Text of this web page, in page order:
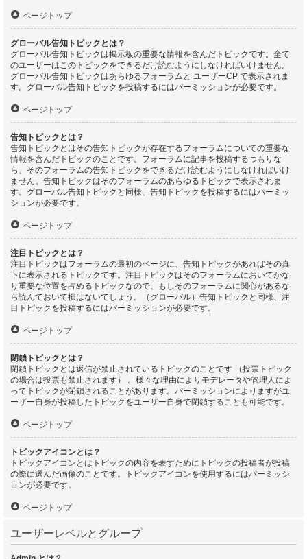
ページトップ
グローバル告知トピックとは？
グローバル告知トピックは掲示板の重要な情報を含んだトピックです。全て
のユーザーはこのトピックをできるだけ読むようにしなければいけません。
グローバル告知トピックはあらゆるフォーラムと ユーザーCP で表示されま
す。グローバル告知トピックを投稿するにはパーミッションが必要です。
ページトップ
告知トピックとは？
告知トピックとはその告知トピックが存在するフォーラムについての重要な
情報を含んだトピックのことです。フォーラムに記事を投稿するつもりな
ら、そのフォーラムの告知トピックをできるだけ読むようにしなければいけ
ません。告知トピックはそのフォーラムのあらゆるトピックで表示されま
す。グローバル告知トピックと同様、告知トピックを投稿するにはパーミッ
ションが必要です。
ページトップ
注目トピックとは？
注目トピックはフォーラムの最初のページに、告知トピックがあればその真
下に表示されるトピックです。注目トピックはそのフォーラムにおいてかな
り重要な位置を占めるトピックなので、もしそのフォーラムに関心があるな
ら読んでおいて損はないでしょう。（グローバル）告知トピックと同様、注
目トピックを投稿するにはパーミッションが必要です。
ページトップ
閉鎖トピックとは？
閉鎖トピックとは返信が禁止されているトピックのことです （投票トピック
の場合は投票も禁止されます） 。様々な理由によりモデレータや管理人によ
ってトピックが閉鎖されることがあります。パーミッションによりますがユ
ーザー自身が投稿したトピックをユーザー自身で閉鎖することも可能です。
ページトップ
トピックアイコンとは？
トピックアイコンとはトピックの内容を表すためにトピックの投稿者が投稿
の際に選んだ画像のことです。トピックアイコンを使用するにはパーミッシ
ョンが必要です。
ページトップ
ユーザーレベルとグループ